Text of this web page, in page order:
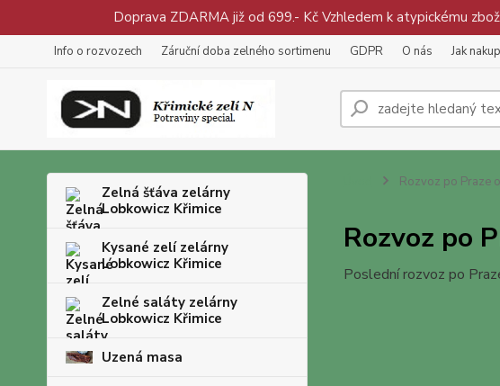
Doprava ZDARMA již od 699.- Kč Vzhledem k atypickému
Info o rozvozech Záruční doba zelného sortimenu GDPR O nás Jak
Zelná šťáva zelárny
Lobkowicz Křimice
Kysané zelí zelárny
Lobkowicz Křimice
Zelné saláty zelárny
Lobkowicz Křimice
Uzená masa
Rozvoz po Praze
Rozvoz po
Poslední rozvoz po